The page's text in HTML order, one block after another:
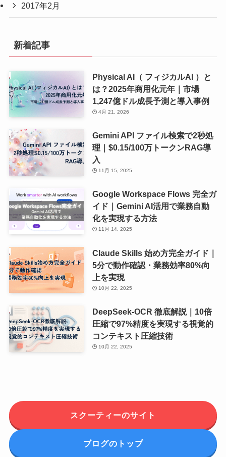
2017年2月
新着記事
Physical AI（ フィジカルAI ）と
は？2025年商用化元年｜市場
1,247億ドル成長予測と導入事例
4月 21, 2026
Gemini API ファイル検索で2秒処
理｜$0.15/100万トークンRAG導
入
11月 15, 2025
Google Workspace Flows 完全ガ
イド｜Gemini AI活用で業務自動
化を実現する方法
11月 14, 2025
Claude Skills 始め方完全ガイド｜
5分で動作確認・業務効率80%向
上を実現
10月 22, 2025
DeepSeek-OCR 徹底解説｜10倍
圧縮で97%精度を実現する視覚的
コンテキスト圧縮技術
10月 22, 2025
スクーティーのサイト
ブログのトップ